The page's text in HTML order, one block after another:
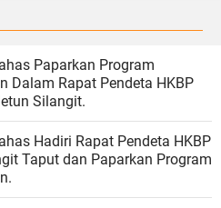
Paparkan Program
Dalam Rapat Pendeta HKBP
Silangit.
Hadiri Rapat Pendeta HKBP
Taput dan Paparkan Program